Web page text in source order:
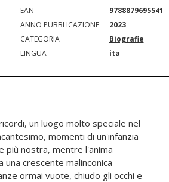
EAN
9788879695541
ANNO PUBBLICAZIONE
2023
CATEGORIA
Biografie
LINGUA
ita
un luogo molto speciale nel
momenti di un'infanzia
più nostra, mentre l'anima
una crescente malinconica
ormai vuote, chiudo gli occhi e
i sensi. In quegli istanti torno a
adolescenze e spensierate
durante le stagioni estive